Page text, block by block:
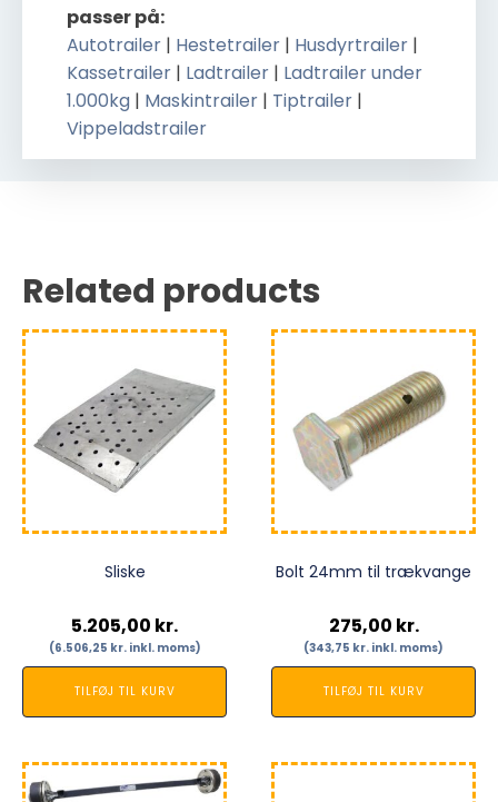
passer på:
Autotrailer | Hestetrailer | Husdyrtrailer |
Kassetrailer | Ladtrailer | Ladtrailer under
1.000kg | Maskintrailer | Tiptrailer |
Vippeladstrailer
Related products
Sliske
5.205,00 kr.
(6.506,25 kr.inkl. moms)
TILFØJ TIL KURV
Bolt 24mm til trækvange
275,00 kr.
(343,75 kr. inkl. moms)
TILFØJ TIL KURV